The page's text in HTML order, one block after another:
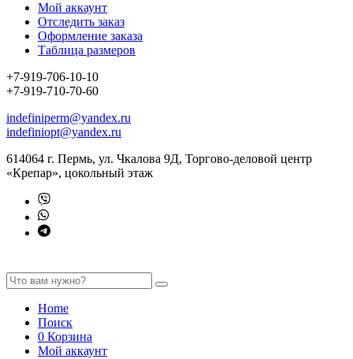
Мой аккаунт
Отследить заказ
Оформление заказа
Таблица размеров
+7-919-706-10-10
+7-919-710-70-60
indefiniperm@yandex.ru
indefiniopt@yandex.ru
614064 г. Пермь, ул. Чкалова 9Д, Торгово-деловой центр
«Крепар», цокольный этаж
Home
Поиск
0 Корзина
Мой аккаунт